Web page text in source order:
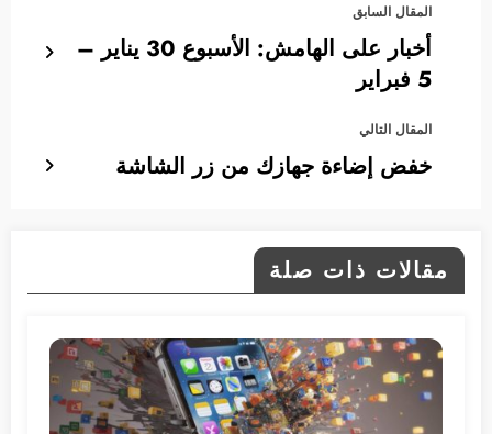
المقال السابق
أخبار على الهامش: الأسبوع 30 يناير –
5 فبراير
المقال التالي
خفض إضاءة جهازك من زر الشاشة
مقالات ذات صلة